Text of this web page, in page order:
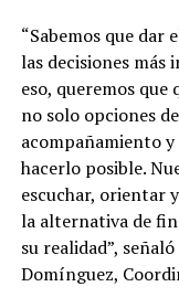
“Sabemos que dar
las decisiones
eso, queremos
no solo opciones
acompañamiento
hacerlo posible.
escuchar, orientar
la alternativa de
su realidad”, señaló
Domínguez,